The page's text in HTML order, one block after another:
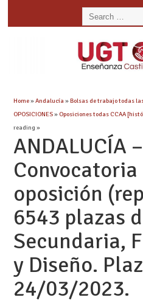
Home»Andalucía »Bolsas de trabajo todas
OPOSICIONES» Oposiciones todas CCAA
reading »
ANDALUCÍA –
Convocatoria
oposición
6543 plazas
Secundaria,
y Diseño.
24/03/2023.